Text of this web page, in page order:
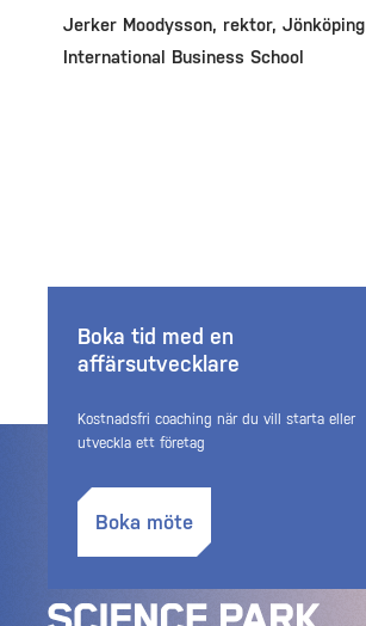
Jerker Moodysson, rektor, Jönköping
International Business School
Boka tid med en
affärsutvecklare
Kostnadsfri coaching när du vill starta eller
utveckla ett företag
Boka möte